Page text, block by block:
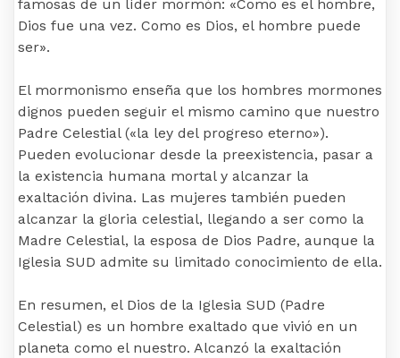
famosas de un líder mormón: «Como es el hombre,
Dios fue una vez. Como es Dios, el hombre puede
ser».
El mormonismo enseña que los hombres mormones
dignos pueden seguir el mismo camino que nuestro
Padre Celestial («la ley del progreso eterno»).
Pueden evolucionar desde la preexistencia, pasar a
la existencia humana mortal y alcanzar la
exaltación divina. Las mujeres también pueden
alcanzar la gloria celestial, llegando a ser como la
Madre Celestial, la esposa de Dios Padre, aunque la
Iglesia SUD admite su limitado conocimiento de ella.
En resumen, el Dios de la Iglesia SUD (Padre
Celestial) es un hombre exaltado que vivió en un
planeta como el nuestro. Alcanzó la exaltación